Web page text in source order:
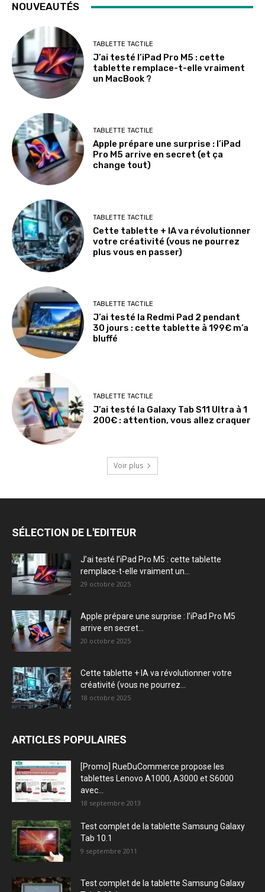
NOUVEAUTÉS
TABLETTE TACTILE
J’ai testé l’iPad Pro M5 : cette
tablette remplace-t-elle vraiment
un MacBook ?
TABLETTE TACTILE
Apple prépare une surprise : l’iPad
Pro M5 arrive en secret (et ça
change tout)
TABLETTE TACTILE
Cette tablette + IA va révolutionner
votre créativité (vous ne pourrez
plus vous en passer)
TABLETTE TACTILE
J’ai testé la Redmi Pad 2 pendant
30 jours : cette tablette à 199€ m’a
bluffé
TABLETTE TACTILE
J’ai testé la Galaxy Tab S11 Ultra à 1
200€ : attention, vous allez craquer
Voir plus
SÉLECTION DE L'EDITEUR
J’ai testé l’iPad Pro M5 : cette tablette
remplace-t-elle vraiment un...
29 octobre 2025
Apple prépare une surprise : l’iPad Pro M5
arrive en secret...
20 octobre 2025
Cette tablette + IA va révolutionner votre
créativité (vous ne pourrez...
18 octobre 2025
ARTICLES POPULAIRES
[Promo] RueDuCommerce propose les
tablettes Lenovo A1000, A3000 et S6000
avec...
18 septembre 2013
Test complet de la tablette Samsung Galaxy
Tab 10.1
9 septembre 2011
Test complet de la tablette Samsung Galaxy